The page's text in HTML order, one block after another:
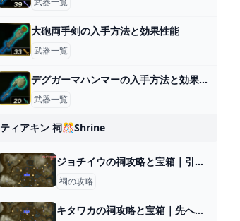
大砲両手剣の入手方法と効果性能
武器一覧
デグガーマハンマーの入手方法と効果性能
武器一覧
ティアキン 祠🎊shrine
ジョチイウの祠攻略と宝箱｜引き抜く度胸
祠の攻略
キタワカの祠攻略と宝箱｜先へ繋ぐ道